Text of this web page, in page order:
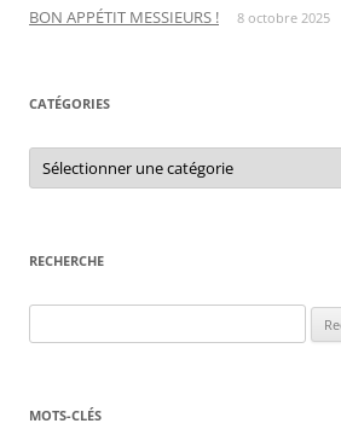
BON APPÉTIT MESSIEURS ! 8 octobre 2025
CATÉGORIES
C
t
r
i
s
RECHERCHE
e
h
MOTS-CLÉS